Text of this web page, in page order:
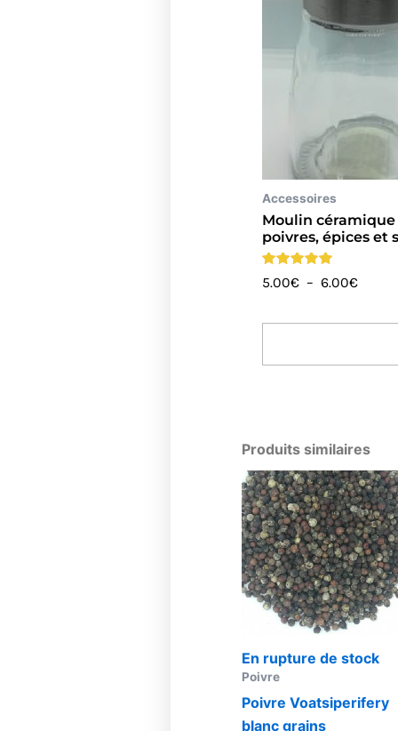
Accessoires
Moulin céramique
poivres, épices et
Note
4.90
5.00€ – 6.00€
Produits similaires
En rupture de stock
Poivre
Poivre Voatsiperifery
blanc grains